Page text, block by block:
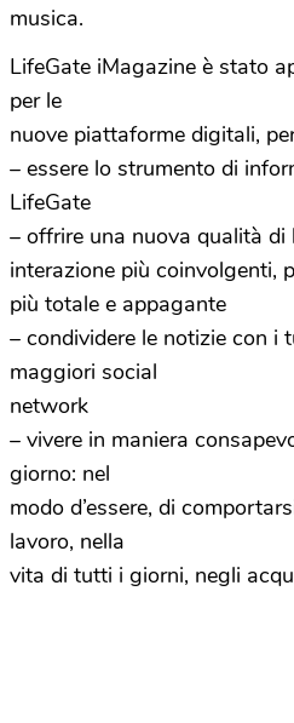
musica.
LifeGate iMagazine è stato
per le
nuove piattaforme digitali,
– essere lo strumento di
LifeGate
– offrire una nuova qualità di
interazione più coinvolgenti,
più totale e appagante
– condividere le notizie con i
maggiori social
network
– vivere in maniera
giorno: nel
modo d’essere, di
lavoro, nella
vita di tutti i giorni, negli